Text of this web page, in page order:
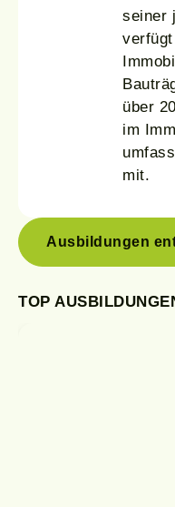
seiner
über
im
mit.
Ausbildungen
TOP